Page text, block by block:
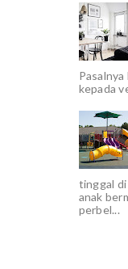
kepada
tinggal
anak
perbel...